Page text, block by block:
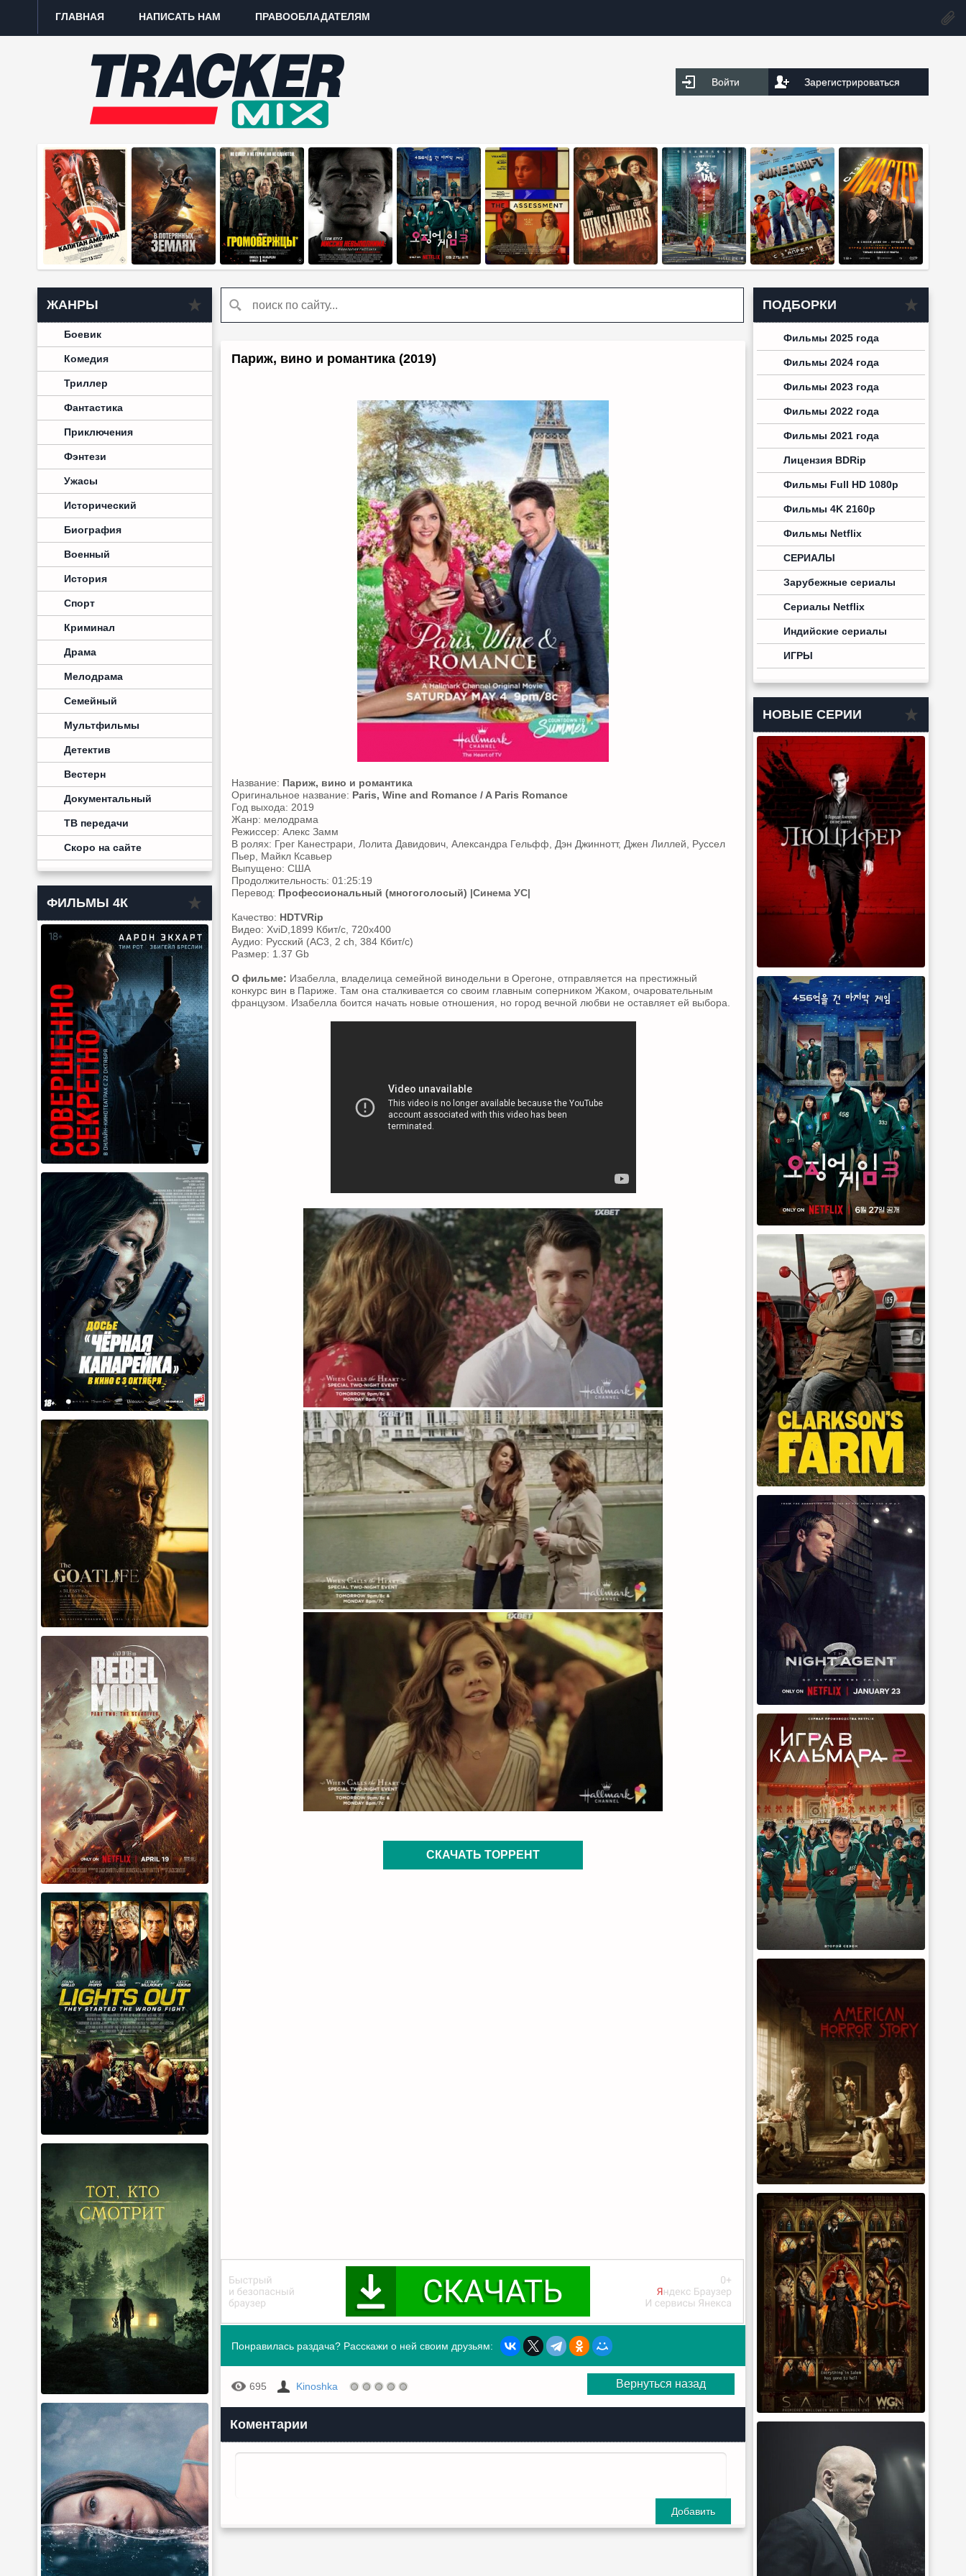
ГЛАВНАЯ НАПИСАТЬ НАМ ПРАВООБЛАДАТЕЛЯМ
Войти Зарегистрироваться
ЖАНРЫ
Боевик
Комедия
Триллер
Фантастика
Приключения
Фэнтези
Ужасы
Исторический
Биография
Военный
История
Спорт
Криминал
Драма
Мелодрама
Семейный
Мультфильмы
Детектив
Вестерн
Документальный
ТВ передачи
Скоро на сайте
ФИЛЬМЫ 4К
Париж, вино и романтика (2019)
Название: Париж, вино и романтика
Оригинальное название: Paris, Wine and Romance / A Paris Romance
Год выхода: 2019
Жанр: мелодрама
Режиссер: Алекс Замм
В ролях: Грег Канестрари, Лолита Давидович, Александра Гельфф, Дэн Джиннотт, Джен Лиллей, Руссел
Пьер, Майкл Ксавьер
Выпущено: США
Продолжительность: 01:25:19
Перевод: Профессиональный (многоголосый) |Синема УС|
Качество: HDTVRip
Видео: XviD,1899 Кбит/с, 720x400
Аудио: Русский (AC3, 2 ch, 384 Кбит/с)
Размер: 1.37 Gb
О фильме: Изабелла, владелица семейной винодельни в Орегоне, отправляется на престижный
конкурс вин в Париже. Там она сталкивается со своим главным соперником Жаком, очаровательным
французом. Изабелла боится начать новые отношения, но город вечной любви не оставляет ей выбора.
СКАЧАТЬ ТОРРЕНТ
Понравилась раздача? Расскажи о ней своим друзьям:
695 Kinoshka Вернуться назад
Коментарии
Добавить
ПОДБОРКИ
Фильмы 2025 года
Фильмы 2024 года
Фильмы 2023 года
Фильмы 2022 года
Фильмы 2021 года
Лицензия BDRip
Фильмы Full HD 1080p
Фильмы 4K 2160p
Фильмы Netflix
СЕРИАЛЫ
Зарубежные сериалы
Сериалы Netflix
Индийские сериалы
ИГРЫ
НОВЫЕ СЕРИИ